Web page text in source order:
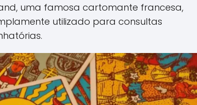
uma famosa cartomante francesa,
utilizado para consultas